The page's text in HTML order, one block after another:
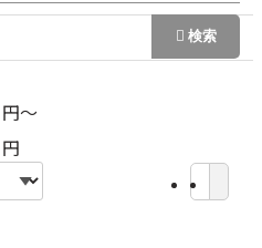
円～
円